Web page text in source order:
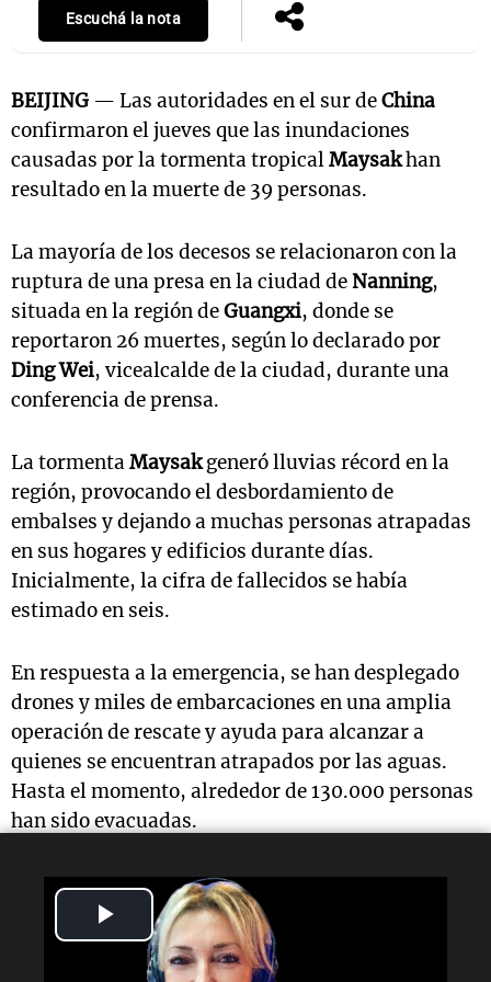
Play
Video
Escuchá la nota
BEIJING — Las autoridades en el sur deChina
confirmaron el jueves que las inundaciones
causadas por la tormenta tropicalMaysakhan
resultado en la muerte de 39 personas.
La mayoría de los decesos se relacionaron con la
ruptura de una presa en la ciudad deNanning,
situada en la región deGuangxi, donde se
reportaron 26 muertes, según lo declarado por
Ding Wei, vicealcalde de la ciudad, durante una
conferencia de prensa.
La tormentaMaysakgeneró lluvias récord en la
región, provocando el desbordamiento de
embalses y dejando a muchas personas atrapadas
en sus hogares y edificios durante días.
Inicialmente, la cifra de fallecidos se había
estimado en seis.
En respuesta a la emergencia, se han desplegado
drones y miles de embarcaciones en una amplia
operación de rescate y ayuda para alcanzar a
quienes se encuentran atrapados por las aguas.
Hasta el momento, alrededor de 130.000 personas
han sido evacuadas.
Lectura rápida
¿Qué ocurrió en el sur de China?